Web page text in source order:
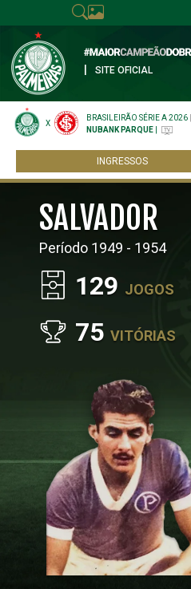
SITE OFICIAL
X
BRASILEIRÃO SÉRIE A 2026
NUBANK PARQUE
INGRESSOS
SALVADOR
Período 1949 - 1954
129 JOGOS
75VITÓRIAS